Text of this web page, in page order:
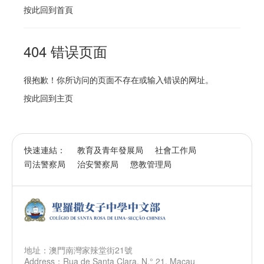
按此回到首頁
404 错误页面
很抱歉！你所访问的页面不存在或输入错误的网址。
按此回到主页
快速連結： 教育及青年發展局
社會工作局
司法警察局
治安警察局 懲教管理局
地址：澳門南灣家辣堂街21號
Address：Rua de Santa Clara, N.° 21, Macau